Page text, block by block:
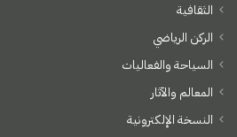
الثقافية
الركن الرياضي
السياحة والفعاليات
المعالم والآثار
النسخة الإلكترونية